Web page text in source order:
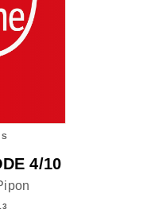
4/10